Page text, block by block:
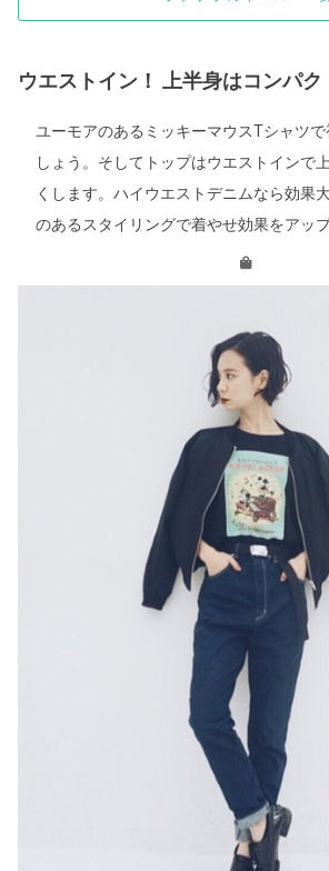
ウエストイン！ 上半身はコンパク
ユーモアのあるミッキーマウスTシャツ
しょう。そしてトップはウエストインで
くします。ハイウエストデニムなら効果
のあるスタイリングで着やせ効果をアッ